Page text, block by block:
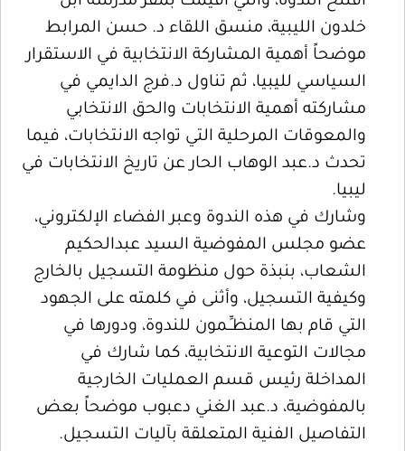
خلدون الليبية، منسق اللقاء د. حسن المرابط
موضحاً أهمية المشاركة الانتخابية في الاستقرار
السياسي لليبيا، ثم تناول د.فرج الدايمي في
مشاركته أهمية الانتخابات والحق الانتخابي
والمعوقات المرحلية التي تواجه الانتخابات، فيما
تحدث د.عبد الوهاب الحار عن تاريخ الانتخابات في
ليبيا.
وشارك في هذه الندوة وعبر الفضاء الإلكتروني،
عضو مجلس المفوضية السيد عبدالحكيم
الشعاب، بنبذة حول منظومة التسجيل بالخارج
وكيفية التسجيل، وأثنى في كلمته على الجهود
التي قام بها المنظـِّـمون للندوة، ودورها في
مجالات التوعية الانتخابية، كما شارك في
المداخلة رئيس قسم العمليات الخارجية
بالمفوضية، د.عبد الغني دعبوب موضحاً بعض
التفاصيل الفنية المتعلقة بآليات التسجيل.